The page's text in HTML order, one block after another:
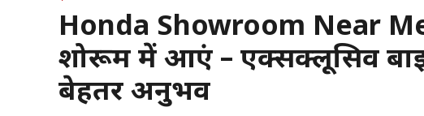
Honda Showroom Near
शोरूम में आएं – एक्सक्लूसिव
बेहतर अनुभव